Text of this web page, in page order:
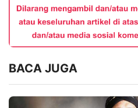
BACA JUGA